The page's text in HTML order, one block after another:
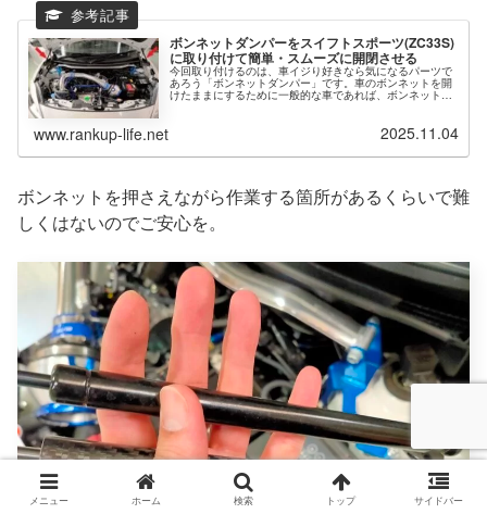
ボンネットダンパーをスイフトスポーツ(ZC33S)
に取り付けて簡単・スムーズに開閉させる
今回取り付けるのは、車イジり好きなら気になるパーツで
あろう「ボンネットダンパー」です。車のボンネットを開
けたままにするために一般的な車であれば、ボンネット内
部にある「つっかえ棒」を穴に刺して固定しますよね。そ
www.rankup-life.net 2025.11.04
ボンネットを押さえながら作業する箇所があるくらいで難
しくはないのでご安心を。
メニュー ホーム 検索 トップ サイドバー